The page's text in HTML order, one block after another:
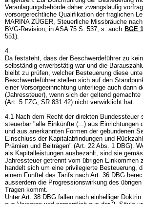
Veranlagungsbehörde daher zwangsläufig
vorsorgerechtliche Qualifikation der fraglichen
MARINA ZÜGER, Steuerliche Missbräuche
BVG-Revision, in ASA 75 S. 537; s. auch BGE
551).
4.
Da feststeht, dass der Beschwerdeführer zu
selbständig erwerbstätig war und die
bleibt zu prüfen, welcher Besteuerung diese
Beschwerdeführer stellen sich auf den
einer Vorsorgeeinrichtung unterliege auch dann
(Jahressteuer), wenn sich der geltend gemachte
(Art. 5 FZG; SR 831.42) nicht verwirklicht hat.
4.1 Nach dem Recht der direkten Bundessteuer
steuerbar "alle Einkünfte (...) aus Einrichtungen
und aus anerkannten Formen der gebundenen
Einschluss der Kapitalabfindungen und
Prämien und Beiträgen" (Art. 22 Abs. 1 DBG).
als Kapitalleistungen ausbezahlt, sind sie
Jahressteuer getrennt vom übrigen Einkommen
handelt sich um eine privilegierte Besteuerung,
einem Fünftel des Tarifs nach Art. 36 DBG
ausserdem die Progressionswirkung des
Tragen kommt.
UnterArt. 38 DBG fallen nach einhelliger